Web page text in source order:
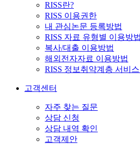
RISS란?
RISS 이용권한
내 관심논문 등록방법
RISS 자료 유형별 이용방법
복사/대출 이용방법
해외전자자료 이용방법
RISS 정보취약계층 서비
고객센터
자주 찾는 질문
상담 신청
상담 내역 확인
고객제안